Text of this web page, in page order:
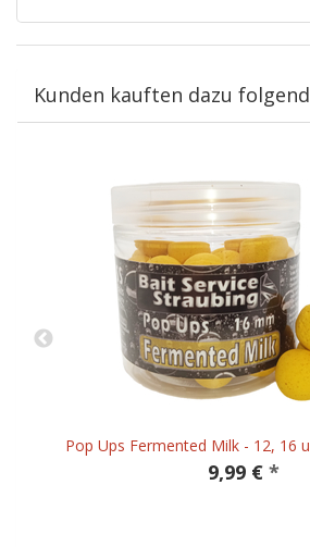
Kunden kauften dazu
Pop Ups Fermented Milk - 12, 16
9,99 € *